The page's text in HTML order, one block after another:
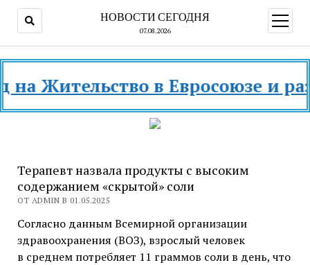
НОВОСТИ СЕГОДНЯ
07.08.2026
меню
в Евросоюзе и
Терапевт назвала продукты с высоким
содержанием «скрытой» соли
ОТ ADMIN В 01.05.2025
Согласно данным Всемирной организации
здравоохранения (ВОЗ), взрослый человек
в среднем потребляет 11 граммов соли в день, что